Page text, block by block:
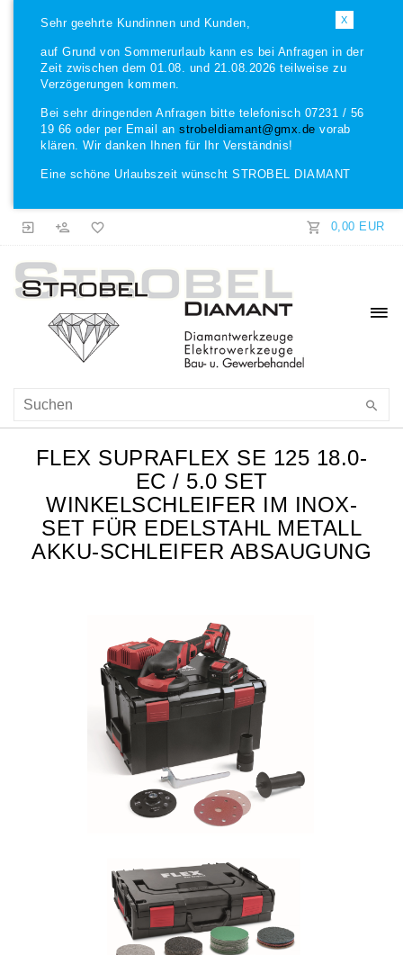
X
Sehr geehrte Kundinnen und Kunden,
auf Grund von Sommerurlaub kann es bei Anfragen in der
Zeit zwischen dem 01.08. und 21.08.2026 teilweise zu
Verzögerungen kommen.
Bei sehr dringenden Anfragen bitte telefonisch 07231 / 56
19 66 oder per Email an strobeldiamant@gmx.de vorab
klären. Wir danken Ihnen für Ihr Verständnis!
Eine schöne Urlaubszeit wünscht STROBEL DIAMANT
0,00 EUR
FLEX SUPRAFLEX SE 125 18.0-
EC / 5.0 SET
WINKELSCHLEIFER IM INOX-
SET FÜR EDELSTAHL METALL
AKKU-SCHLEIFER ABSAUGUNG